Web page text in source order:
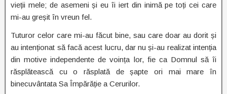
vieții mele; de asemeni și eu îi iert din inimă pe toți cei care
mi-au greșit în vreun fel.
Tuturor celor care mi-au făcut bine, sau care doar au dorit și
au intenționat să facă acest lucru, dar nu și-au realizat intenția
din motive independente de voința lor, fie ca Domnul să îi
răsplătească cu o răsplată de șapte ori mai mare în
binecuvântata Sa Împărăție a Cerurilor.